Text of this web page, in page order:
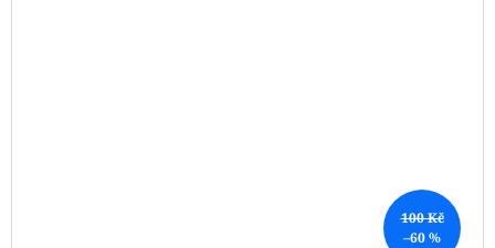
100 Kč
–60 %